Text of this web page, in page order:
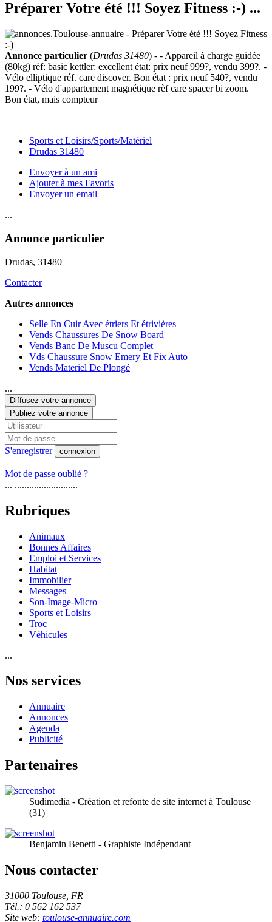
Préparer Votre été !!! Soyez Fitness :-) ...
Annonce particulier (Drudas 31480) - - Appareil à charge guidée
(80kg) rèf: basic kettler: excellent état: prix neuf 999?, vendu 399?. -
Vélo elliptique réf. care discover. Bon état : prix neuf 540?, vendu
199?. - Vélo d'appartement magnétique rèf care spacer bi zoom.
Bon état, mais compteur
Sports et Loisirs/Sports/Matériel
Drudas 31480
Envoyer à un ami
Ajouter à mes Favoris
Envoyer un email
...
Annonce particulier
Drudas, 31480
Contacter
Autres annonces
Selle En Cuir Avec étriers Et étrivières
Vends Chaussures De Snow Board
Vends Banc De Muscu Complet
Vds Chaussure Snow Emery Et Fix Auto
Vends Materiel De Plongé
...
Diffusez votre annonce
Publiez votre annonce
S'enregistrer connexion
Mot de passe oublié ?
... ..........................
Rubriques
Animaux
Bonnes Affaires
Emploi et Services
Habitat
Immobilier
Messages
Son-Image-Micro
Sports et Loisirs
Troc
Véhicules
...
Nos services
Annuaire
Annonces
Agenda
Publicité
Partenaires
Sudimedia - Création et refonte de site internet à Toulouse
(31)
Benjamin Benetti - Graphiste Indépendant
Nous contacter
31000 Toulouse, FR
Tél.: 0 562 162 537
Site web: toulouse-annuaire.com